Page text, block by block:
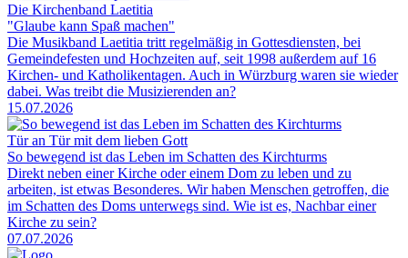
Die Kirchenband Laetitia
"Glaube kann Spaß machen"
Die Musikband Laetitia tritt regelmäßig in Gottesdiensten, bei
Gemeindefesten und Hochzeiten auf, seit 1998 außerdem auf 16
Kirchen- und Katholikentagen. Auch in Würzburg waren sie wieder
dabei. Was treibt die Musizierenden an?
15.07.2026
Tür an Tür mit dem lieben Gott
So bewegend ist das Leben im Schatten des Kirchturms
Direkt neben einer Kirche oder einem Dom zu leben und zu
arbeiten, ist etwas Besonderes. Wir haben Menschen getroffen, die
im Schatten des Doms unterwegs sind. Wie ist es, Nachbar einer
Kirche zu sein?
07.07.2026